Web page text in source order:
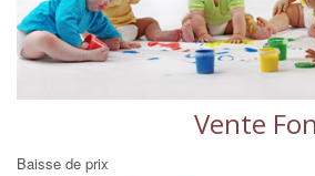
Vente
Baisse de prix